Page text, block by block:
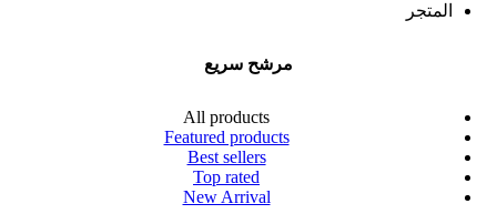
المتجر
مرشح سريع
All products
Featured products
Best sellers
Top rated
New Arrival